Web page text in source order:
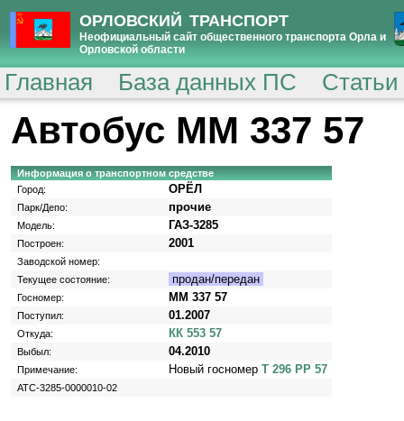
ОРЛОВСКИЙ ТРАНСПОРТ
Неофициальный сайт общественного транспорта Орла и
Орловской области
Главная База данных ПС
Автобус ММ 337 57
Информация о транспортном средстве
Город:
ОРЁЛ
Парк/Депо: прочие
Модель: ГАЗ-3285
Построен: 2001
Заводской номер:
Текущее состояние:
продан/передан
Госномер: ММ 337 57
Поступил: 01.2007
Откуда: КК 553 57
Выбыл: 04.2010
Примечание: Новый госномер Т 296 РР 57
АТС-3285-0000010-02